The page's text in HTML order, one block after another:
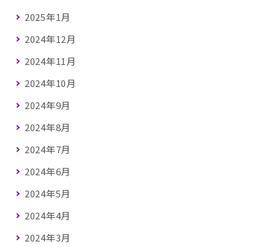
2025年1月
2024年12月
2024年11月
2024年10月
2024年9月
2024年8月
2024年7月
2024年6月
2024年5月
2024年4月
2024年3月